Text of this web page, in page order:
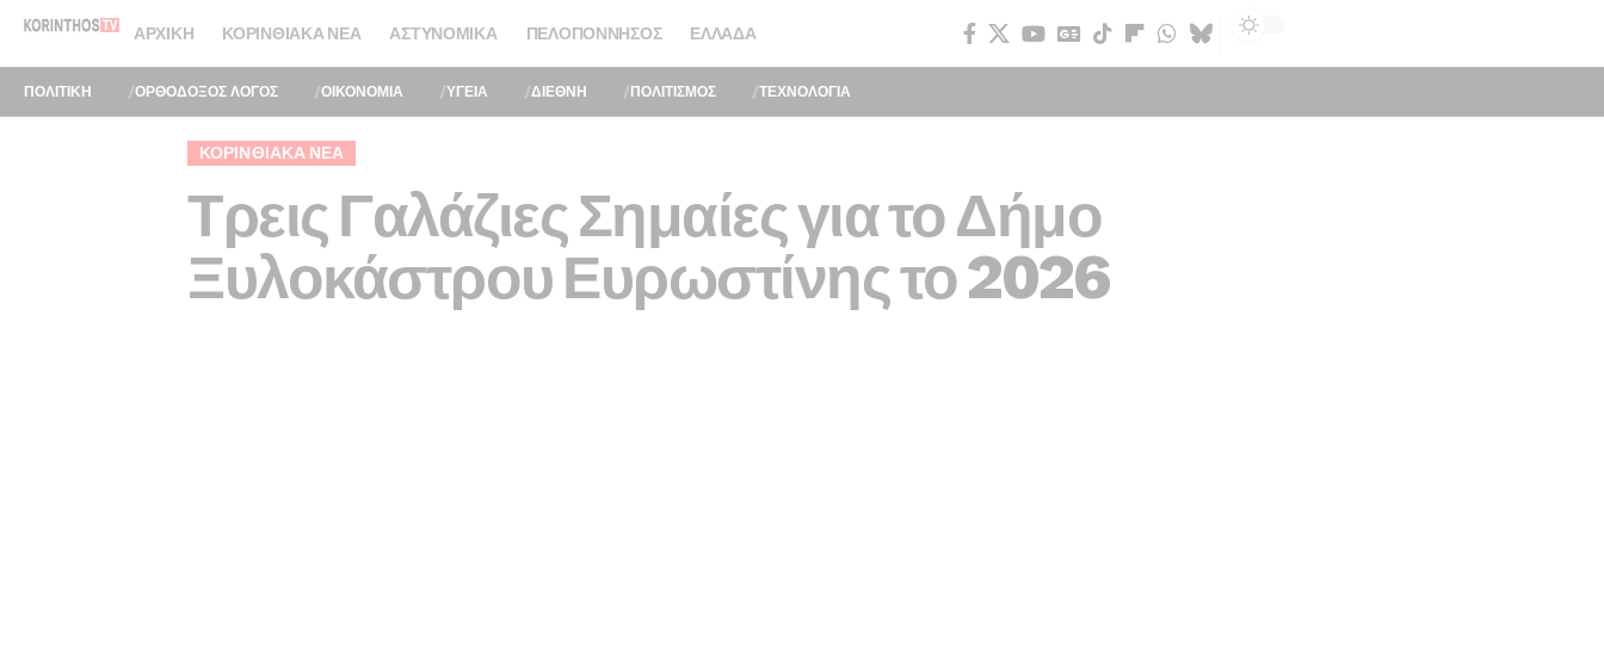
ΑΡΧΙΚΉ ΚΟΡΙΝΘΙΑΚΆ ΝΈΑ ΑΣΤΥΝΟΜΙΚΆ ΠΕΛΟΠΌΝΝΗΣΟΣ ΕΛΛΆΔΑ
ΠΟΛΙΤΙΚΗ ΟΡΘΟΔΟΞΟΣ ΛΟΓΟΣ ΟΙΚΟΝΟΜΙΑ ΥΓΕΙΑ ΔΙΕΘΝΗ ΠΟΛΙΤΙΣΜΟΣ ΤΕΧΝΟΛΟΓΙΑ
ΚΟΡΙΝΘΙΑΚΆ ΝΈΑ
Τρεις Γαλάζιες Σημαίες για το Δήμο
Ξυλοκάστρου Ευρωστίνης το 2026